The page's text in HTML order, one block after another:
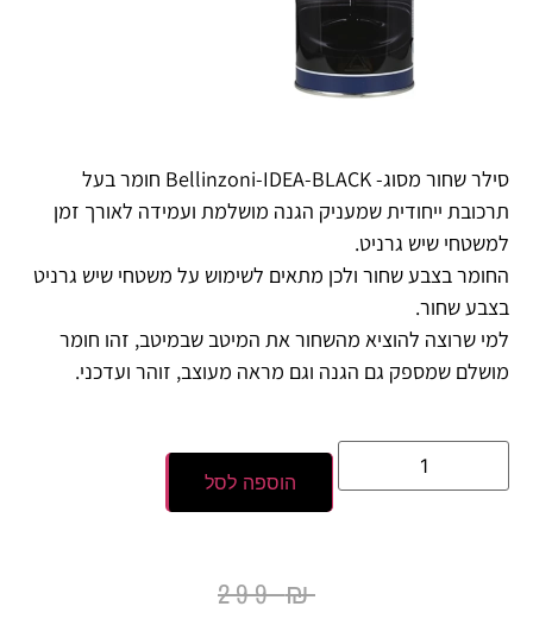
סילר שחור מסוג- Bellinzoni-IDEA-BLACK חומר בעל
תרכובת ייחודית שמעניק הגנה מושלמת ועמידה לאורך זמן
למשטחי שיש גרניט.
החומר בצבע שחור ולכן מתאים לשימוש על משטחי שיש גרניט
בצבע שחור.
למי שרוצה להוציא מהשחור את המיטב שבמיטב, זהו חומר
מושלם שמספק גם הגנה וגם מראה מעוצב, זוהר ועדכני.
הוספה לסל
299₪